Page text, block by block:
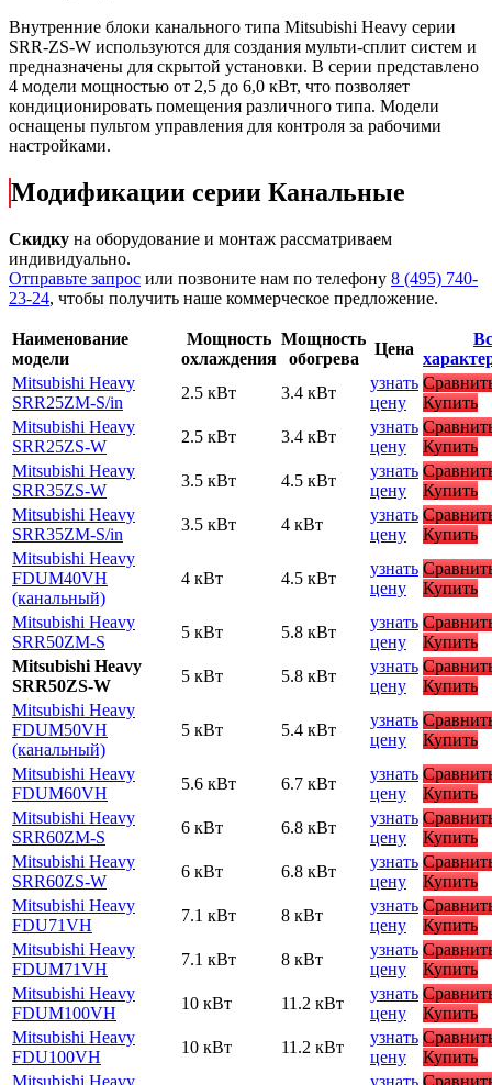
Внутренние блоки канального типа Mitsubishi Heavy серии
SRR-ZS-W используются для создания мульти-сплит систем и
предназначены для скрытой установки. В серии представлено
4 модели мощностью от 2,5 до 6,0 кВт, что позволяет
кондиционировать помещения различного типа. Модели
оснащены пультом управления для контроля за рабочими
настройками.
Модификации серии Канальные
Скидку на оборудование и монтаж рассматриваем
индивидуально.
Отправьте запрос или позвоните нам по телефону 8 (495) 740-
23-24, чтобы получить наше коммерческое предложение.
Наименование
модели
Мощность
охлаждения
Мощность
обогрева
Цена
Mitsubishi Heavy
SRR25ZM-S/in
2.5 кВт 3.4 кВт
узнать
цену
Купить
Mitsubishi Heavy
SRR25ZS-W
2.5 кВт 3.4 кВт
узнать
цену
Купить
Mitsubishi Heavy
SRR35ZS-W
3.5 кВт 4.5 кВт
узнать
цену
Купить
Mitsubishi Heavy
SRR35ZM-S/in
3.5 кВт 4 кВт
узнать
цену
Купить
Mitsubishi Heavy
FDUM40VH
(канальный)
4 кВт 4.5 кВт
узнать
цену
Купить
Mitsubishi Heavy
SRR50ZМ-S
5 кВт 5.8 кВт
узнать
цену
Купить
Mitsubishi Heavy
SRR50ZS-W
5 кВт 5.8 кВт
узнать
цену
Купить
Mitsubishi Heavy
FDUM50VH
(канальный)
5 кВт 5.4 кВт
узнать
цену
Купить
Mitsubishi Heavy
FDUM60VH
5.6 кВт 6.7 кВт
узнать
цену
Купить
Mitsubishi Heavy
SRR60ZМ-S
6 кВт 6.8 кВт
узнать
цену
Купить
Mitsubishi Heavy
SRR60ZS-W
6 кВт 6.8 кВт
узнать
цену
Купить
Mitsubishi Heavy
FDU71VH
7.1 кВт 8 кВт
узнать
цену
Купить
Mitsubishi Heavy
FDUM71VH
7.1 кВт 8 кВт
узнать
цену
Купить
Mitsubishi Heavy
FDUM100VH
10 кВт 11.2 кВт
узнать
цену
Купить
Mitsubishi Heavy
FDU100VH
10 кВт 11.2 кВт
узнать
цену
Купить
Mitsubishi Heavy
узнать